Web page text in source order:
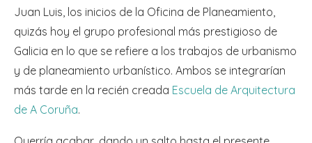
Juan Luis, los inicios de la Oficina de Planeamiento,
quizás hoy el grupo profesional más prestigioso de
Galicia en lo que se refiere a los trabajos de urbanismo
y de planeamiento urbanístico. Ambos se integrarían
más tarde en la recién creada Escuela de Arquitectura
de A Coruña.